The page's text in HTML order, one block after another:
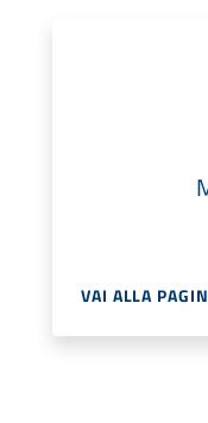
VAI ALLA